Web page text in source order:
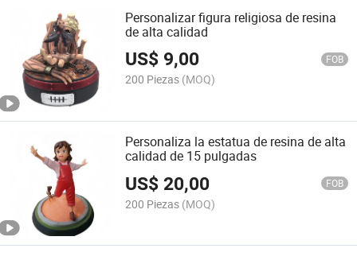
Personalizar figura religiosa de resina
de alta calidad
US$ 9,00 FOB
200 Piezas (MOQ)
Personaliza la estatua de resina de alta
calidad de 15 pulgadas
US$20,00 FOB
200 Piezas (MOQ)